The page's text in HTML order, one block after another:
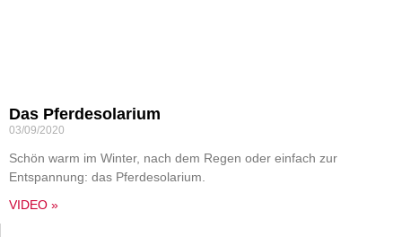
Das Pferdesolarium
03/09/2020
Schön warm im Winter, nach dem Regen oder einfach zur
Entspannung: das Pferdesolarium.
VIDEO »